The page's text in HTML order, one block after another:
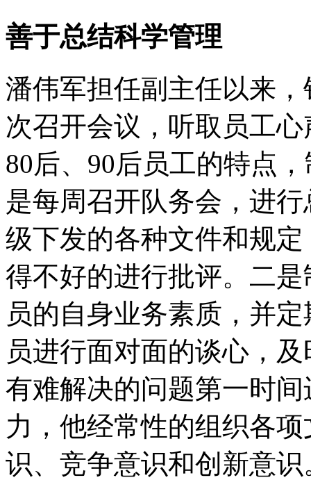
善于总结科学管理
潘伟军担任副主任以来
次召开会议，听取员工
80后、90后员工的特点
是每周召开队务会，进
级下发的各种文件和规
得不好的进行批评。二
员的自身业务素质，并
员进行面对面的谈心，
有难解决的问题第一时
力，他经常性的组织各
识、竞争意识和创新意